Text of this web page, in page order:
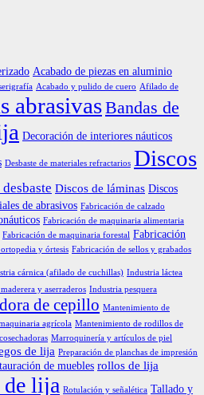
Acabado de piezas en aluminio
Acabado y pulido de cuero Afilado de
abrasivasBandas de
Decoración de interiores náuticos
Desbaste de materiales refractarios Discos
Discos de láminas Discos
de abrasivos Fabricación de calzado
Fabricación de maquinaria alimentaria
Fabricación de maquinaria forestal Fabricación
y órtesis Fabricación de sellos y grabados
cárnica (afilado de cuchillas) Industria láctea
y aserraderos Industria pesquera
de cepillo Mantenimiento de
agrícola Mantenimiento de rodillos de
Marroquinería y artículos de piel
de lija Preparación de planchas de impresión
de muebles rollos de lija
lija Rotulación y señalética Tallado y